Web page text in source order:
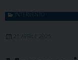
INTERVENTO
21 APRILE 2025